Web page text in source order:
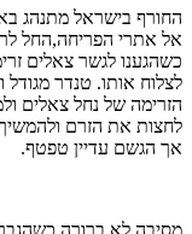
אל אתרי הפריחה,החל
כשהגענו לגשר צאלים
לצלוח אותו. טנדר
הזרימה של נחל צאלים
לחצות את הזרם
אך הגשם עדיין טפטף.